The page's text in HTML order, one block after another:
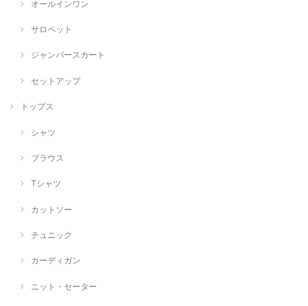
オールインワン
サロペット
ジャンパースカート
セットアップ
トップス
シャツ
ブラウス
Tシャツ
カットソー
チュニック
カーディガン
ニット・セーター